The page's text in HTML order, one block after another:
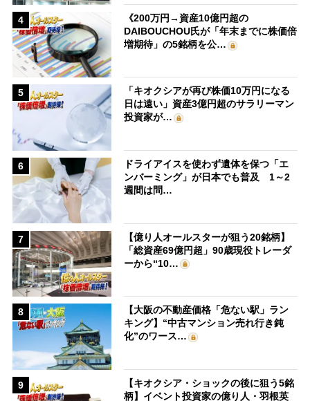
4
《200万円→資産10億円超の
DAIBOUCHOU氏が「年末までに株価倍
増期待」の5銘柄を公…
5
「キオクシアが再び株価10万円になる
日は遠い」資産3億円超のサラリーマン
投資家が…
6
ドライアイスを使わず遺体を保つ「エ
ンバーミング」が日本でも普及 1～2
週間は問…
7
【億り人オールスターが狙う20銘柄】
「総資産69億円超」90歳現役トレーダ
ーから“10…
8
【大阪の不動産価格「危ない駅」ラン
キング】“中古マンション売れ行き鈍
化”のワース…
9
【キオクシア・ショックの後に狙う5銘
柄】イベント投資家の億り人・羽根英